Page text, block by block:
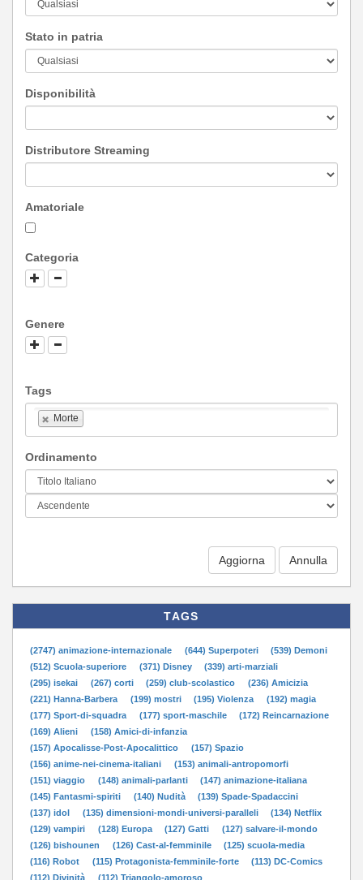
Stato in patria
Disponibilità
Distributore Streaming
Amatoriale
Categoria
Genere
Tags
Morte
Ordinamento
Aggiorna
TAGS
(2747) animazione-internazionale (644) Superpoteri
(539) Demoni
(512) Scuola-superiore
(371) Disney
(339) arti-marziali
(295) isekai
(267) corti (259) club-scolastico
(236) Amicizia
(221) Hanna-Barbera
(199) mostri (195) Violenza
(192) magia
(177) Sport-di-squadra
(177) sport-maschile
(172) Reincarnazione
(169) Alieni
(158) Amici-di-infanzia
(157) Apocalisse-Post-Apocalittico
(157) Spazio
(156) anime-nei-cinema-italiani
(153) animali-antropomorfi
(151) viaggio
(148) animali-parlanti
(147) animazione-italiana
(145) Fantasmi-spiriti
(140) Nudità
(139) Spade-Spadaccini
(137) idol
(135) dimensioni-mondi-universi-paralleli
(134) Netflix
(129) vampiri
(128) Europa (127) Gatti
(127) salvare-il-mondo
(126) bishounen
(126) Cast-al-femminile
(125) scuola-media
(116) Robot
(115) Protagonista-femminile-forte
(113) DC-Comics
(112) Divinità
(112) Triangolo-amoroso